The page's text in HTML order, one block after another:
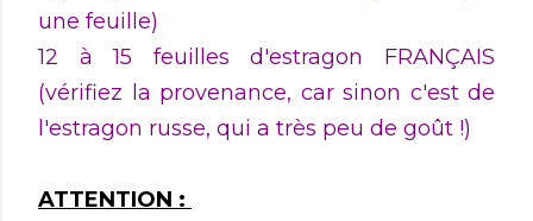
une feuille)
12 à 15 feuilles d'estragon FRANÇAIS
(vérifiez la provenance, car sinon c'est de
l'estragon russe, qui a très peu de goût !)
ATTENTION :